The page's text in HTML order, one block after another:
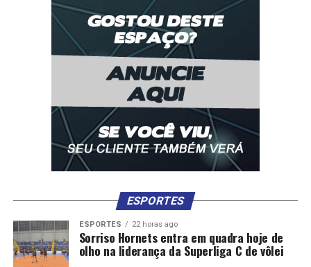
ESPORTES
ESPORTES 22 horas ago
Sorriso Hornets entra em quadra hoje de
olho na liderança da Superliga C de vôlei